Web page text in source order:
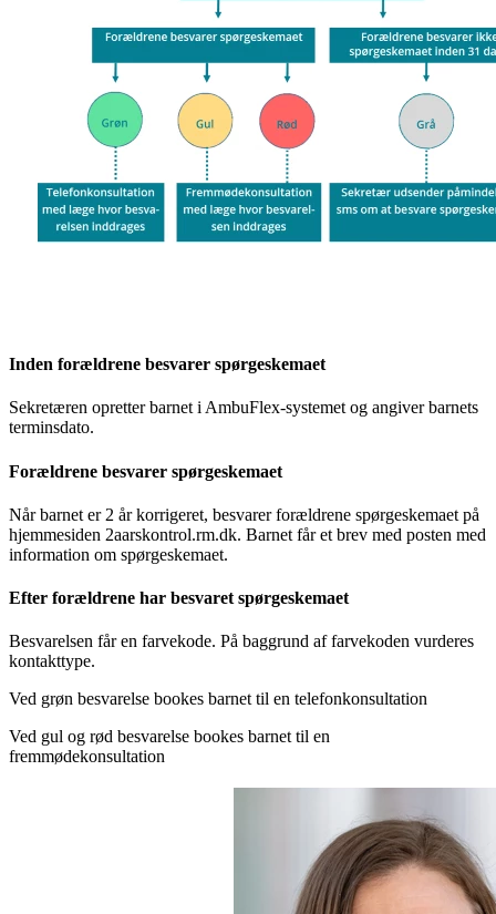
Inden forældrene besvarer spørgeskemaet
Sekretæren opretter barnet i AmbuFlex-systemet og angiver barnets
terminsdato.
Forældrene besvarer spørgeskemaet
Når barnet er 2 år korrigeret, besvarer forældrene spørgeskemaet på
hjemmesiden 2aarskontrol.rm.dk. Barnet får et brev med posten med
information om spørgeskemaet.
Efter forældrene har besvaret spørgeskemaet
Besvarelsen får en farvekode. På baggrund af farvekoden vurderes
kontakttype.
Ved grøn besvarelse bookes barnet til en telefonkonsultation
Ved gul og rød besvarelse bookes barnet til en
fremmødekonsultation